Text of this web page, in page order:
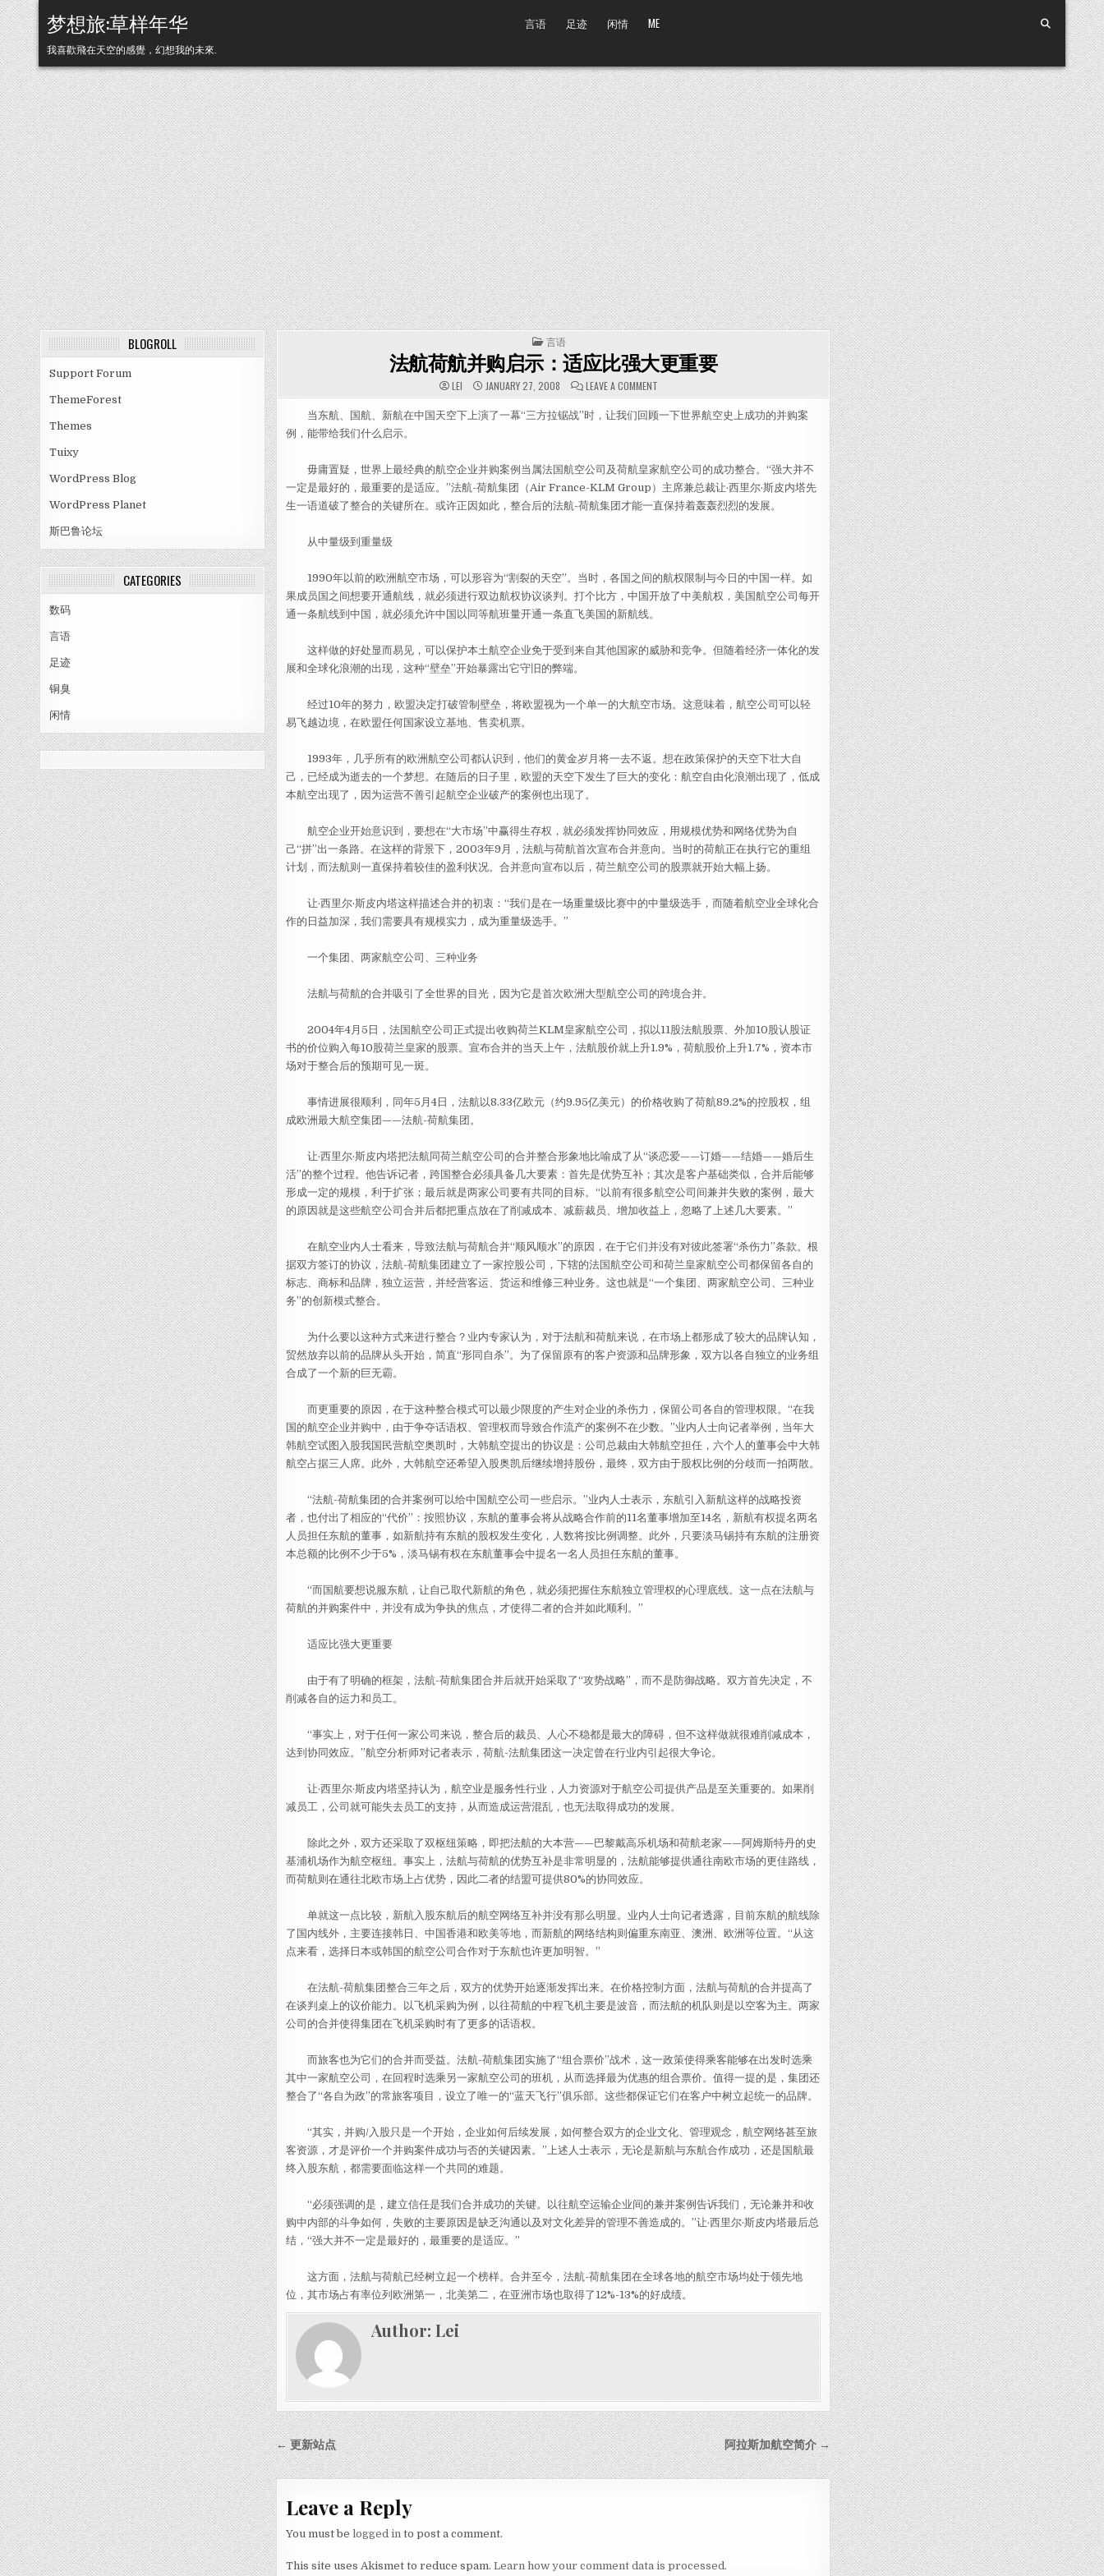
Skip to content
梦想旅:草样年华
我喜歡飛在天空的感覺，幻想我的未來.
言语 足迹 闲情 ME
BLOGROLL
Support Forum
ThemeForest
Themes
Tuixy
WordPress Blog
WordPress Planet
斯巴鲁论坛
CATEGORIES
数码
言语
足迹
铜臭
闲情
POSTED IN
言语
法航荷航并购启示：适应比强大更重要
LEI JANUARY 27, 2008 LEAVE A COMMENT ON 法航荷航并购启示：适应比强大更重要
当东航、国航、新航在中国天空下上演了一幕“三方拉锯战”时，让我们回顾一下世界航空史上成功的并购案
例，能带给我们什么启示。
毋庸置疑，世界上最经典的航空企业并购案例当属法国航空公司及荷航皇家航空公司的成功整合。“强大并不
一定是最好的，最重要的是适应。”法航-荷航集团（Air France-KLM Group）主席兼总裁让·西里尔·斯皮内塔先
生一语道破了整合的关键所在。或许正因如此，整合后的法航-荷航集团才能一直保持着轰轰烈烈的发展。
从中量级到重量级
1990年以前的欧洲航空市场，可以形容为“割裂的天空”。当时，各国之间的航权限制与今日的中国一样。如
果成员国之间想要开通航线，就必须进行双边航权协议谈判。打个比方，中国开放了中美航权，美国航空公司每开
通一条航线到中国，就必须允许中国以同等航班量开通一条直飞美国的新航线。
这样做的好处显而易见，可以保护本土航空企业免于受到来自其他国家的威胁和竞争。但随着经济一体化的发
展和全球化浪潮的出现，这种“壁垒”开始暴露出它守旧的弊端。
经过10年的努力，欧盟决定打破管制壁垒，将欧盟视为一个单一的大航空市场。这意味着，航空公司可以轻
易飞越边境，在欧盟任何国家设立基地、售卖机票。
1993年，几乎所有的欧洲航空公司都认识到，他们的黄金岁月将一去不返。想在政策保护的天空下壮大自
己，已经成为逝去的一个梦想。在随后的日子里，欧盟的天空下发生了巨大的变化：航空自由化浪潮出现了，低成
本航空出现了，因为运营不善引起航空企业破产的案例也出现了。
航空企业开始意识到，要想在“大市场”中赢得生存权，就必须发挥协同效应，用规模优势和网络优势为自
己“拼”出一条路。在这样的背景下，2003年9月，法航与荷航首次宣布合并意向。当时的荷航正在执行它的重组
计划，而法航则一直保持着较佳的盈利状况。合并意向宣布以后，荷兰航空公司的股票就开始大幅上扬。
让·西里尔·斯皮内塔这样描述合并的初衷：“我们是在一场重量级比赛中的中量级选手，而随着航空业全球化合
作的日益加深，我们需要具有规模实力，成为重量级选手。”
一个集团、两家航空公司、三种业务
法航与荷航的合并吸引了全世界的目光，因为它是首次欧洲大型航空公司的跨境合并。
2004年4月5日，法国航空公司正式提出收购荷兰KLM皇家航空公司，拟以11股法航股票、外加10股认股证
书的价位购入每10股荷兰皇家的股票。宣布合并的当天上午，法航股价就上升1.9%，荷航股价上升1.7%，资本市
场对于整合后的预期可见一斑。
事情进展很顺利，同年5月4日，法航以8.33亿欧元（约9.95亿美元）的价格收购了荷航89.2%的控股权，组
成欧洲最大航空集团——法航-荷航集团。
让·西里尔·斯皮内塔把法航同荷兰航空公司的合并整合形象地比喻成了从“谈恋爱——订婚——结婚——婚后生
活”的整个过程。他告诉记者，跨国整合必须具备几大要素：首先是优势互补；其次是客户基础类似，合并后能够
形成一定的规模，利于扩张；最后就是两家公司要有共同的目标。“以前有很多航空公司间兼并失败的案例，最大
的原因就是这些航空公司合并后都把重点放在了削减成本、减薪裁员、增加收益上，忽略了上述几大要素。”
在航空业内人士看来，导致法航与荷航合并“顺风顺水”的原因，在于它们并没有对彼此签署“杀伤力”条款。根
据双方签订的协议，法航-荷航集团建立了一家控股公司，下辖的法国航空公司和荷兰皇家航空公司都保留各自的
标志、商标和品牌，独立运营，并经营客运、货运和维修三种业务。这也就是“一个集团、两家航空公司、三种业
务”的创新模式整合。
为什么要以这种方式来进行整合？业内专家认为，对于法航和荷航来说，在市场上都形成了较大的品牌认知，
贸然放弃以前的品牌从头开始，简直“形同自杀”。为了保留原有的客户资源和品牌形象，双方以各自独立的业务组
合成了一个新的巨无霸。
而更重要的原因，在于这种整合模式可以最少限度的产生对企业的杀伤力，保留公司各自的管理权限。“在我
国的航空企业并购中，由于争夺话语权、管理权而导致合作流产的案例不在少数。”业内人士向记者举例，当年大
韩航空试图入股我国民营航空奥凯时，大韩航空提出的协议是：公司总裁由大韩航空担任，六个人的董事会中大韩
航空占据三人席。此外，大韩航空还希望入股奥凯后继续增持股份，最终，双方由于股权比例的分歧而一拍两散。
“法航-荷航集团的合并案例可以给中国航空公司一些启示。”业内人士表示，东航引入新航这样的战略投资
者，也付出了相应的“代价”：按照协议，东航的董事会将从战略合作前的11名董事增加至14名，新航有权提名两名
人员担任东航的董事，如新航持有东航的股权发生变化，人数将按比例调整。此外，只要淡马锡持有东航的注册资
本总额的比例不少于5%，淡马锡有权在东航董事会中提名一名人员担任东航的董事。
“而国航要想说服东航，让自己取代新航的角色，就必须把握住东航独立管理权的心理底线。这一点在法航与
荷航的并购案件中，并没有成为争执的焦点，才使得二者的合并如此顺利。”
适应比强大更重要
由于有了明确的框架，法航-荷航集团合并后就开始采取了“攻势战略”，而不是防御战略。双方首先决定，不
削减各自的运力和员工。
“事实上，对于任何一家公司来说，整合后的裁员、人心不稳都是最大的障碍，但不这样做就很难削减成本，
达到协同效应。”航空分析师对记者表示，荷航-法航集团这一决定曾在行业内引起很大争论。
让·西里尔·斯皮内塔坚持认为，航空业是服务性行业，人力资源对于航空公司提供产品是至关重要的。如果削
减员工，公司就可能失去员工的支持，从而造成运营混乱，也无法取得成功的发展。
除此之外，双方还采取了双枢纽策略，即把法航的大本营——巴黎戴高乐机场和荷航老家——阿姆斯特丹的史
基浦机场作为航空枢纽。事实上，法航与荷航的优势互补是非常明显的，法航能够提供通往南欧市场的更佳路线，
而荷航则在通往北欧市场上占优势，因此二者的结盟可提供80%的协同效应。
单就这一点比较，新航入股东航后的航空网络互补并没有那么明显。业内人士向记者透露，目前东航的航线除
了国内线外，主要连接韩日、中国香港和欧美等地，而新航的网络结构则偏重东南亚、澳洲、欧洲等位置。“从这
点来看，选择日本或韩国的航空公司合作对于东航也许更加明智。”
在法航-荷航集团整合三年之后，双方的优势开始逐渐发挥出来。在价格控制方面，法航与荷航的合并提高了
在谈判桌上的议价能力。以飞机采购为例，以往荷航的中程飞机主要是波音，而法航的机队则是以空客为主。两家
公司的合并使得集团在飞机采购时有了更多的话语权。
而旅客也为它们的合并而受益。法航-荷航集团实施了“组合票价”战术，这一政策使得乘客能够在出发时选乘
其中一家航空公司，在回程时选乘另一家航空公司的班机，从而选择最为优惠的组合票价。值得一提的是，集团还
整合了“各自为政”的常旅客项目，设立了唯一的“蓝天飞行”俱乐部。这些都保证它们在客户中树立起统一的品牌。
“其实，并购/入股只是一个开始，企业如何后续发展，如何整合双方的企业文化、管理观念，航空网络甚至旅
客资源，才是评价一个并购案件成功与否的关键因素。”上述人士表示，无论是新航与东航合作成功，还是国航最
终入股东航，都需要面临这样一个共同的难题。
“必须强调的是，建立信任是我们合并成功的关键。以往航空运输企业间的兼并案例告诉我们，无论兼并和收
购中内部的斗争如何，失败的主要原因是缺乏沟通以及对文化差异的管理不善造成的。”让·西里尔·斯皮内塔最后总
结，“强大并不一定是最好的，最重要的是适应。”
这方面，法航与荷航已经树立起一个榜样。合并至今，法航-荷航集团在全球各地的航空市场均处于领先地
位，其市场占有率位列欧洲第一，北美第二，在亚洲市场也取得了12%-13%的好成绩。
Author: Lei
Post navigation 阿拉斯加航空简介 →
← 更新站点
Leave a Reply
You must be logged into post a comment.
This site uses Akismet to reduce spam. Learn how your comment data is processed.